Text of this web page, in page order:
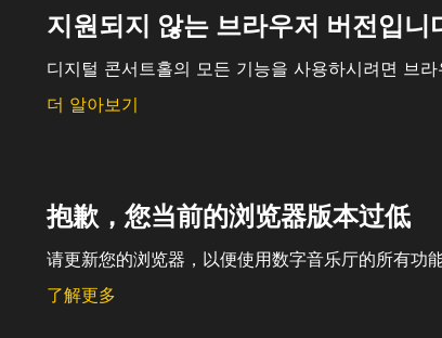
지원되지 않는 브라우저 버전입니
디지털 콘서트홀의 모든 기능을 사용하시려면 브
더 알아보기
抱歉，您当前的浏览器版本过低
请更新您的浏览器，以便使用数字音乐厅的所有功能
了解更多